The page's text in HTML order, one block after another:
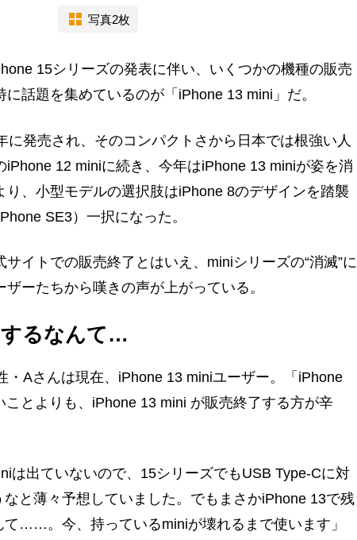
写真2枚
15シリーズの発表に伴い、いくつかの機種の販売
話題を集めているのが「iPhone 13 mini」だ。
発売され、そのコンパクトさから日本では根強い人
iPhone 12 miniに続き、今年はiPhone 13 miniが姿を消
り、小型モデルの選択肢はiPhone 8のデザインを踏襲
SE3）一択になった。
イトでの販売終了とはいえ、miniシリーズの“消滅”に
ザーたちから嘆きの声が上がっている。
するなんて…
Aさんは現在、iPhone 13 miniユーザー。「iPhone
ことよりも、iPhone 13 mini が販売終了する方が辛
は出ていないので、15シリーズでもUSB Type-Cに対
と薄々予想していました。でもまさかiPhone 13で残
て……。今、持っているminiが壊れるまで使います」